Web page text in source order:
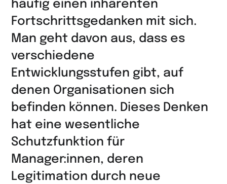
teilen
häufig einen inhärenten
Fortschrittsgedanken mit sich.
Man geht davon aus, dass es
verschiedene
Entwicklungsstufen gibt, auf
denen Organisationen sich
befinden können. Dieses Denken
hat eine wesentliche
Schutzfunktion für
Manager:innen, deren
Legitimation durch neue